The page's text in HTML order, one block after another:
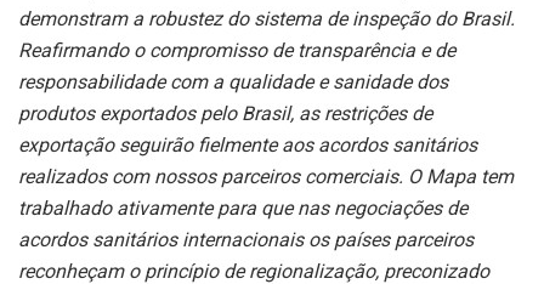
demonstram a robustez do sistema de inspeção do Brasil.
Reafirmando o compromisso de transparência e de
responsabilidade com a qualidade e sanidade dos
produtos exportados pelo Brasil, as restrições de
exportação seguirão fielmente aos acordos sanitários
realizados com nossos parceiros comerciais. O Mapa tem
trabalhado ativamente para que nas negociações de
acordos sanitários internacionais os países parceiros
reconheçam o princípio de regionalização, preconizado